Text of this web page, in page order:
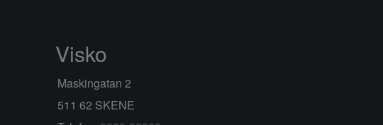
Visko
Maskingatan 2
511 62 SKENE